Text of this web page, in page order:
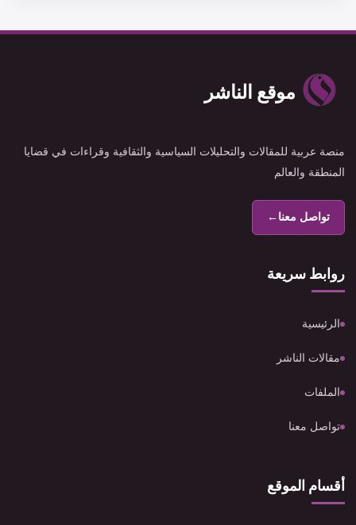
موقع الناشر
منصة عربية للمقالات والتحليلات السياسية والثقافية وقراءات في قضايا
المنطقة والعالم
تواصل معنا←
روابط سريعة
الرئيسية
مقالات الناشر
الملفات
تواصل معنا
أقسام الموقع